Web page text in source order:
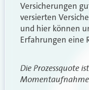
Versicherungen
versierten
und hier können
Erfahrungen eine
Die Prozessquote